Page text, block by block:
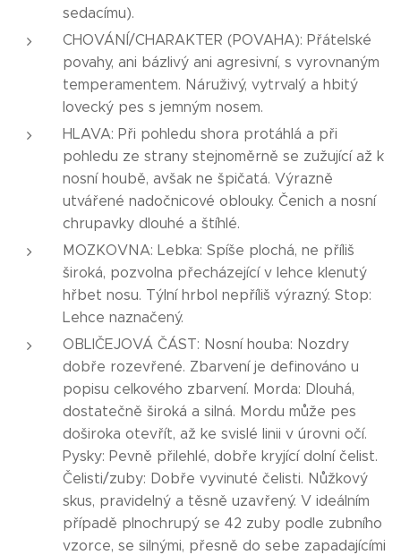
sedacímu).
CHOVÁNÍ/CHARAKTER (POVAHA): Přátelské
povahy, ani bázlivý ani agresivní, s vyrovnaným
temperamentem. Náruživý, vytrvalý a hbitý
lovecký pes s jemným nosem.
HLAVA: Při pohledu shora protáhlá a při
pohledu ze strany stejnoměrně se zužující až k
nosní houbě, avšak ne špičatá. Výrazně
utvářené nadočnicové oblouky. Čenich a nosní
chrupavky dlouhé a štíhlé.
MOZKOVNA: Lebka: Spíše plochá, ne příliš
široká, pozvolna přecházející v lehce klenutý
hřbet nosu. Týlní hrbol nepříliš výrazný. Stop:
Lehce naznačený.
OBLIČEJOVÁ ČÁST: Nosní houba: Nozdry
dobře rozevřené. Zbarvení je definováno u
popisu celkového zbarvení. Morda: Dlouhá,
dostatečně široká a silná. Mordu může pes
doširoka otevřít, až ke svislé linii v úrovni očí.
Pysky: Pevně přilehlé, dobře kryjící dolní čelist.
Čelisti/zuby: Dobře vyvinuté čelisti. Nůžkový
skus, pravidelný a těsně uzavřený. V ideálním
případě plnochrupý se 42 zuby podle zubního
vzorce, se silnými, přesně do sebe zapadajícími